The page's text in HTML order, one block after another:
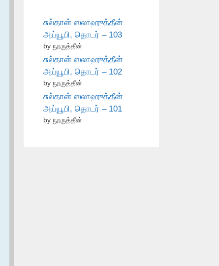
சுல்தான் ஸலாஹுத்தீன்
அய்யூபி, தொடர் – 103
by நூருத்தீன்
சுல்தான் ஸலாஹுத்தீன்
அய்யூபி, தொடர் – 102
by நூருத்தீன்
சுல்தான் ஸலாஹுத்தீன்
அய்யூபி, தொடர் – 101
by நூருத்தீன்